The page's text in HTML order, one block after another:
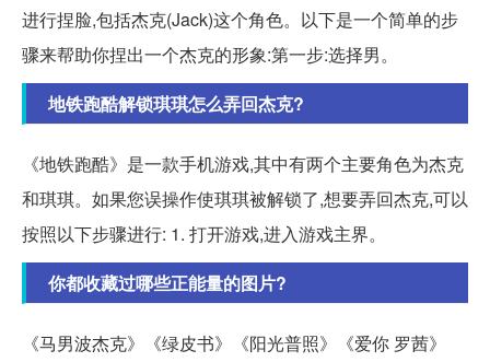
进行捏脸,包括杰克(Jack)这个角色。以下是一个简单的步
骤来帮助你捏出一个杰克的形象:第一步:选择男。
地铁跑酷解锁琪琪怎么弄回杰克?
《地铁跑酷》是一款手机游戏,其中有两个主要角色为杰克
和琪琪。如果您误操作使琪琪被解锁了,想要弄回杰克,可以
按照以下步骤进行: 1. 打开游戏,进入游戏主界。
你都收藏过哪些正能量的图片?
《马男波杰克》《绿皮书》《阳光普照》《爱你 罗茜》